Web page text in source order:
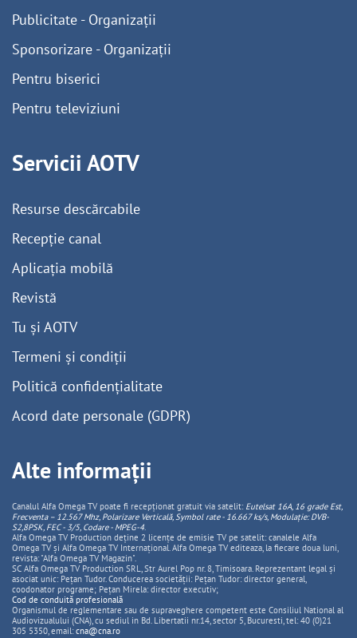
Publicitate - Organizații
Sponsorizare - Organizații
Pentru biserici
Pentru televiziuni
Servicii AOTV
Resurse descărcabile
Recepție canal
Aplicația mobilă
Revistă
Tu și AOTV
Termeni și condiții
Politică confidențialitate
Acord date personale (GDPR)
Alte informații
Canalul Alfa Omega TV poate fi recepționat gratuit via satelit: Eutelsat 16A, 16 grade Est,
Frecventa – 12.567 Mhz, PolarizareVerticală, Symbol rate - 16.667 ks/s, Modulație: DVB-
S2,8PSK, FEC - 3/5, Codare - MPEG-4.
Alfa Omega TV Production deține 2 licențe de emisie TV pe satelit: canalele Alfa
Omega TV și Alfa Omega TV Internațional. Alfa Omega TV editeaza, la fiecare doua luni,
revista: "Alfa Omega TV Magazin".
SC Alfa Omega TV Production SRL, Str Aurel Pop nr. 8, Timisoara. Reprezentant legal și
asociat unic: Pețan Tudor. Conducerea societății: Pețan Tudor: director general,
coodonator programe; Pețan Mirela: director executiv;
Cod de conduită profesională
Organismul de reglementare sau de supraveghere competent este Consiliul National al
Audiovizualului (CNA), cu sediul in Bd. Libertatii nr.14, sector 5, Bucuresti, tel: 40 (0)21
305 5350, email: cna@cna.ro